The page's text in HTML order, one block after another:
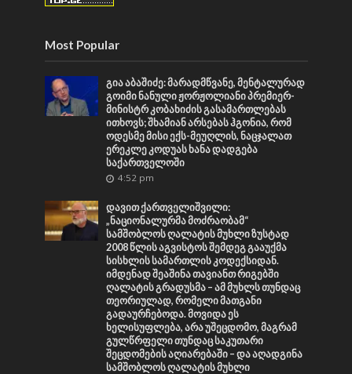
Most Popular
გია აბაშიძე: მარადმწვანე, მენტალურად
გოიმი ნანული ჟორჟოლიანი პრემიერ-
მინისტრ კობახიძის გასამართლებას
ითხოვს; შხამიან არსებას ჰგონია, რომ
ოდესმე მისი ექს-მეუღლის, ნაცჯალათ
ერეკლე კოდუას ხანა დადგება
საქართველოში
4:52 pm
დავით ქართველიშვილი:
„ნაციონალურმა მოძრაობამ“
სამშობლოს ღალატის მუხლი ზუსტად
2008 წლის აგვისტოს შემდეგ გააუქმა
სისხლის სამართლის კოდექსიდან.
იმდენად შეაშინა თავიანთ რიგებში
ღალატის გრადუსმა – ამ მუხლს თუნდაც
თეორიულად, რომელი მათგანი
გადაურჩებოდა. მოვიდა ეს
ხელისუფლება, არა უშეცდომო, მაგრამ
გულწრფელი თუნდაც საკუთარი
შეცდომების აღიარებაში – და აღადგინა
სამშობლოს ღალატის მუხლი